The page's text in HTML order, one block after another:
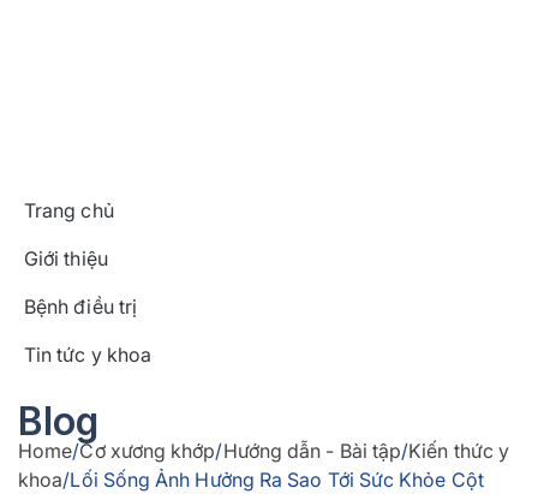
Trang chủ
Giới thiệu
Bệnh điều trị
Tin tức y khoa
Blog
Home/Cơ xương khớp/Hướng dẫn - Bài tập/Kiến thức y
khoa/Lối Sống Ảnh Hưởng Ra Sao Tới Sức Khỏe Cột